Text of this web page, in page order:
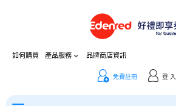
如何購買 產品服務 品牌商店資訊
免費註冊 登 入